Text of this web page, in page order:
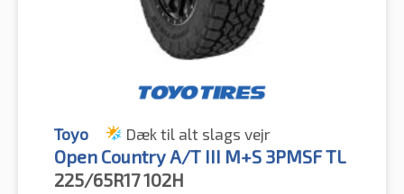
Toyo Dæk til alt slags vejr
Open Country A/T III M+S 3PMSF TL
225/65R17102H